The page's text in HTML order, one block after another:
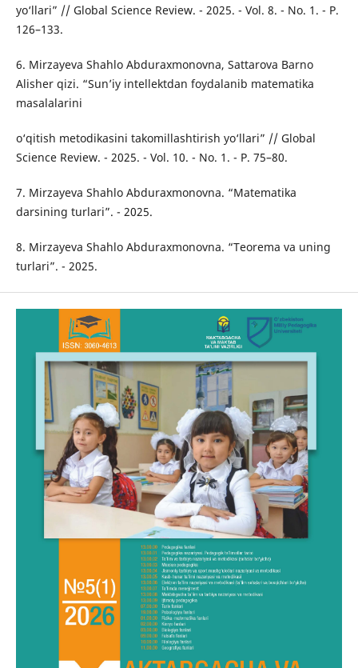
yo‘llari” // Global Science Review. - 2025. - Vol. 8. - No. 1. - P.
126–133.
6. Mirzayeva Shahlo Abduraxmonovna, Sattarova Barno
Alisher qizi. “Sun’iy intellektdan foydalanib matematika
masalalarini
o‘qitish metodikasini takomillashtirish yo‘llari” // Global
Science Review. - 2025. - Vol. 10. - No. 1. - P. 75–80.
7. Mirzayeva Shahlo Abduraxmonovna. “Matematika
darsining turlari”. - 2025.
8. Mirzayeva Shahlo Abduraxmonovna. “Teorema va uning
turlari”. - 2025.